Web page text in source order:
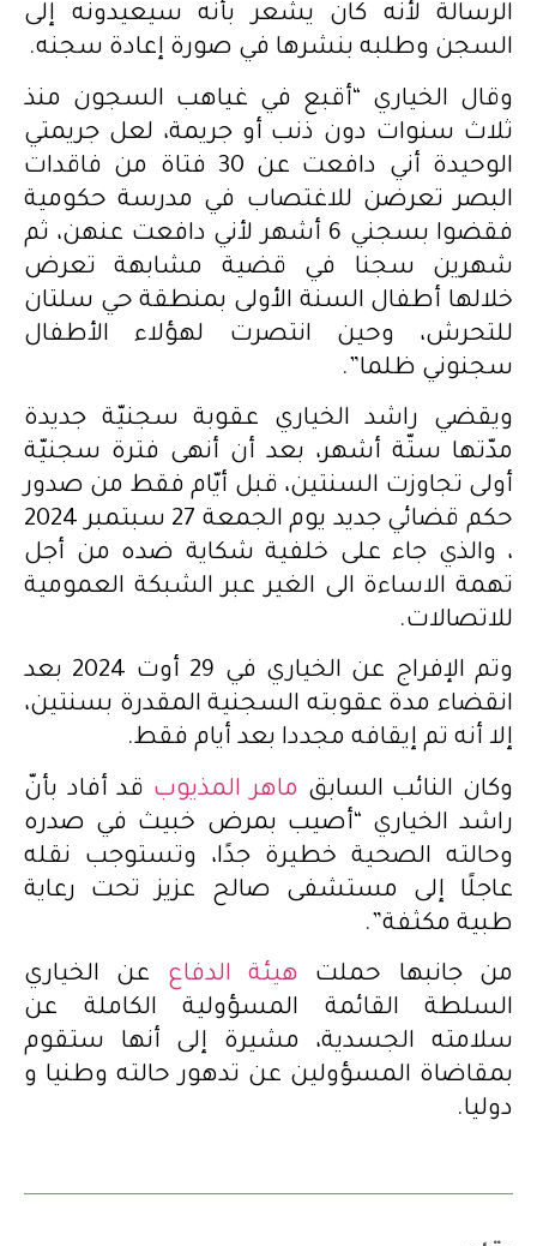
الرسالة لأنه كان يشعر بأنه سيعيدونه إلى
السجن وطلبه بنشرها في صورة إعادة سجنه.
وقال الخياري “أقبع في غياهب السجون منذ
ثلاث سنوات دون ذنب أو جريمة، لعل جريمتي
الوحيدة أني دافعت عن 30 فتاة من فاقدات
البصر تعرضن للاغتصاب في مدرسة حكومية
فقضوا بسجني 6 أشهر لأني دافعت عنهن، ثم
شهرين سجنا في قضية مشابهة تعرض
خلالها أطفال السنة الأولى بمنطقة حي سلتان
للتحرش، وحين انتصرت لهؤلاء الأطفال
سجنوني ظلما”.
ويقضي راشد الخياري عقوبة سجنيّة جديدة
مدّتها ستّة أشهر، بعد أن أنهى فترة سجنيّة
أولى تجاوزت السنتين، قبل أيّام فقط من صدور
حكم قضائي جديد يوم الجمعة 27 سبتمبر 2024
، والذي جاء على خلفية شكاية ضده من أجل
تهمة الاساءة الى الغير عبر الشبكة العمومية
للاتصالات.
وتم الإفراج عن الخياري في 29 أوت 2024 بعد
انقضاء مدة عقوبته السجنية المقدرة بسنتين،
إلا أنه تم إيقافه مجددا بعد أيام فقط.
وكان النائب السابق ماهر المذيوب قد أفاد بأنّ
راشد الخياري “أصيب بمرض خبيث في صدره
وحالته الصحية خطيرة جدًا، وتستوجب نقله
عاجلًا إلى مستشفى صالح عزيز تحت رعاية
طبية مكثفة”.
من جانبها حملت هيئة الدفاع عن الخياري
السلطة القائمة المسؤولية الكاملة عن
سلامته الجسدية، مشيرة إلى أنها ستقوم
بمقاضاة المسؤولين عن تدهور حالته وطنيا و
دوليا.